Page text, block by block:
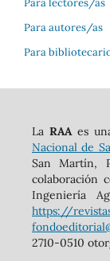
Para autores/as
Para
La RAAes
Nacional de
San Martín,
colaboración
Ingeniería
https://
2710-0510